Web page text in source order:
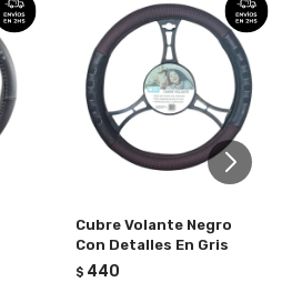
Cubre Volante Negro
Con Detalles En Gris
$ 440